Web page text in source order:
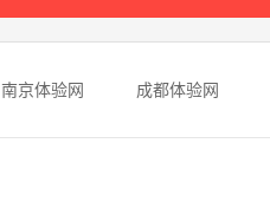
南京体验网 成都体验网